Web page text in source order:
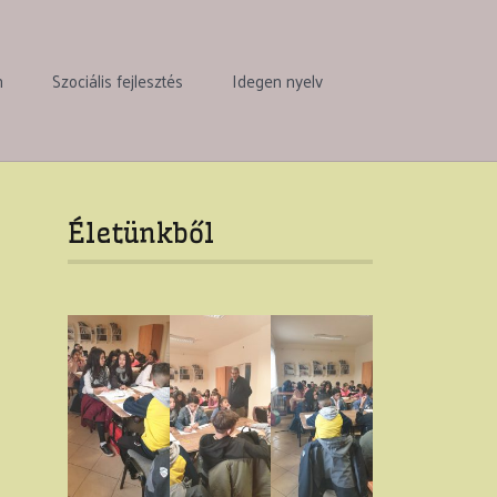
Szociális fejlesztés Idegen nyelv
Életünkből